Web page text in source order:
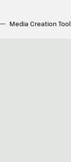
Media Creation Tool